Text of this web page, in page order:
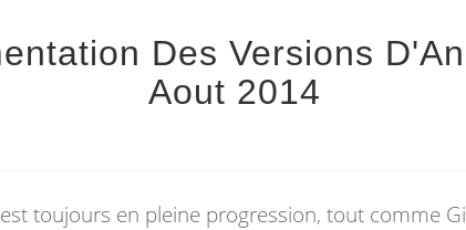
Des Versions
Aout 2014
toujours en pleine progression, tout comme